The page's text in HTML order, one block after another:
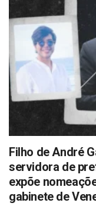
Filho de André
servidora de
expõe
gabinete de